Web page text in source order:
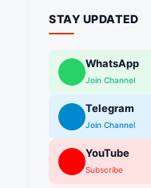
STAY UPDATED
WhatsApp
Join Channel
Telegram
Join Channel
YouTube
Subscribe